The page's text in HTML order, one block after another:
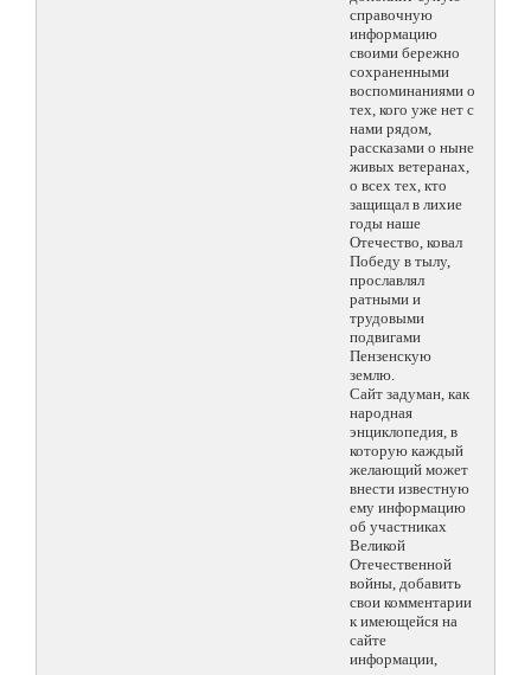
справочную
информацию
своими бережно
сохраненными
воспоминаниями о
тех, кого уже нет с
нами рядом,
рассказами о ныне
живых ветеранах,
о всех тех, кто
защищал в лихие
годы наше
Отечество, ковал
Победу в тылу,
прославлял
ратными и
трудовыми
подвигами
Пензенскую
землю.
Сайт задуман, как
народная
энциклопедия, в
которую каждый
желающий может
внести известную
ему информацию
об участниках
Великой
Отечественной
войны, добавить
свои комментарии
к имеющейся на
сайте
информации,